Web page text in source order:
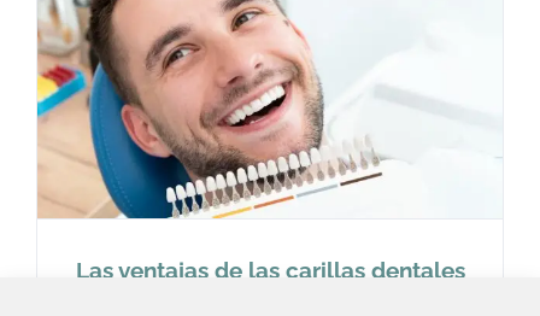
Las ventajas de las carillas dentales